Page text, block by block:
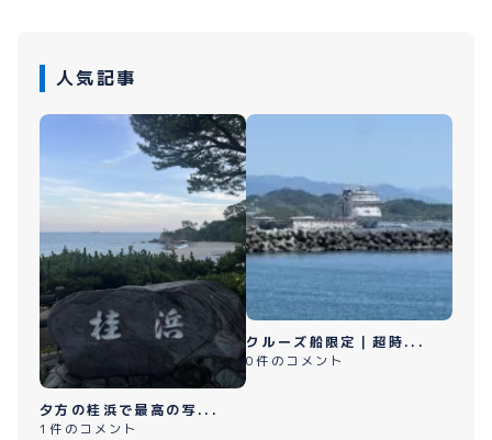
メールで予約
WEBで予約
人気記事
夕方の桂浜で最高の写...
1件のコメント
クルーズ船限定｜超時...
0件のコメント